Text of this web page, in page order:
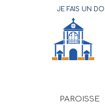
content
JE FAIS UN
PAROISSE